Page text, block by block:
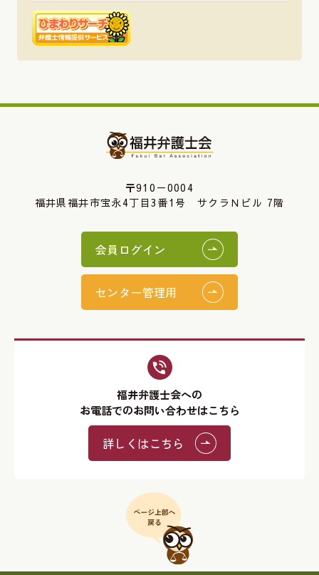
〒910－0004
福井県福井市宝永4丁目3番1号 サクラＮビル 7階
会員ログイン
センター管理用
福井弁護士会への
お電話でのお問い合わせはこちら
詳しくはこちら